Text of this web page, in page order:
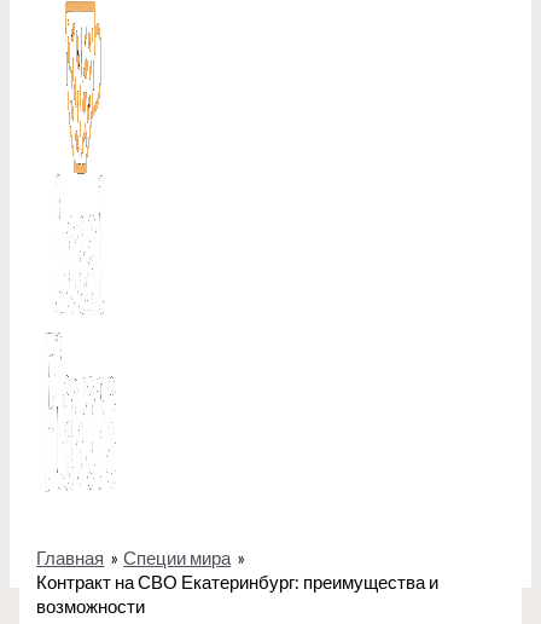
Главная
Специи мира
Контракт на СВО Екатеринбург: преимущества и
возможности